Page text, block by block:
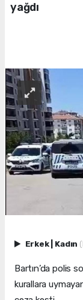
yağdı
Erkek Kadın
Bartın’da polis
kurallara